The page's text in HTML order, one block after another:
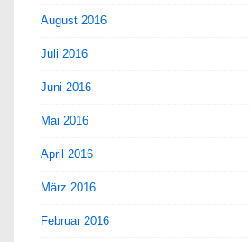
August 2016
Juli 2016
Juni 2016
Mai 2016
April 2016
März 2016
Februar 2016